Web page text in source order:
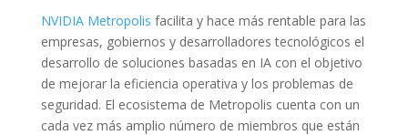
NVIDIA Metropolis facilita y hace más rentable para las
empresas, gobiernos y desarrolladores tecnológicos el
desarrollo de soluciones basadas en IA con el objetivo
de mejorar la eficiencia operativa y los problemas de
seguridad. El ecosistema de Metropolis cuenta con un
cada vez más amplio número de miembros que están